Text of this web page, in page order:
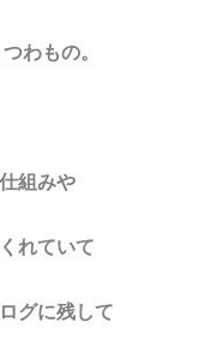
わもの。
組みや
れていて
グに残して